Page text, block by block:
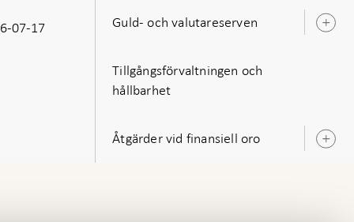
07-17 Guld- och valutareserven
Tillgångsförvaltningen och
hållbarhet
Åtgärder vid finansiell oro